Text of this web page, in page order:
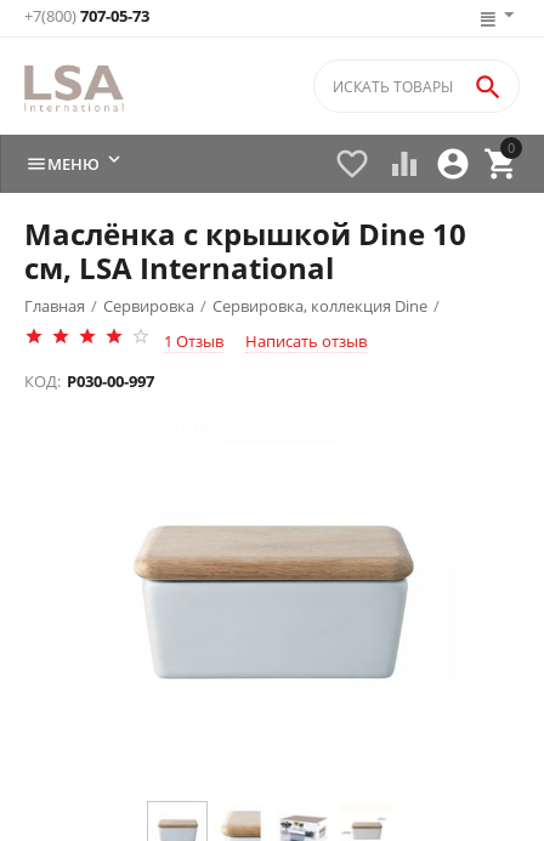
+7(800)707-05-73
0


 

МЕНЮ 
Маслёнка с крышкой Dine 10
см, LSA International
Главная / Сервировка / Сервировка, коллекция Dine /
1 Отзыв
Написать отзыв
КОД: P030-00-997